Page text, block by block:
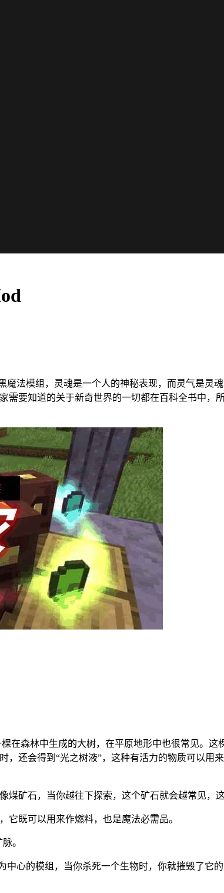
魔法模组，灵魂是一个人的神秘表现，而灵气是
需要知道的关于新奇世界的一切都在百科全书中
在森林中生成的大树，在平原地形中也很常见。
，还会得到“光之树液”，这种有活力的物质可以用
矿石，当你越往下探索，这个矿石就会越常见，
它既可以用来作燃料，也是魔法必需品。
。
中心的模组，当你杀死一个生物时，你就摧毁了它